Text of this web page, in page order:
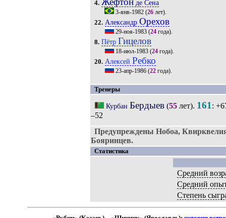
4.
де Сена
3-янв-1982(26лет).
22. Александр Орехов
29-ноя-1983(24года).
8. Пётр Гицелов
18-июл-1983(24года).
20. Алексей Ребко
23-апр-1986(22года).
Тренеры
Курбан Бердыев(55лет). 161 :
–52
Предупреждены Нобоа,
Бояринцев.
Статистика
Средний
Средний
Степень